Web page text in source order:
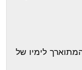
לימיו של